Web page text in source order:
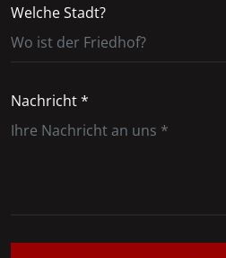
Welche Stadt?
Nachricht *